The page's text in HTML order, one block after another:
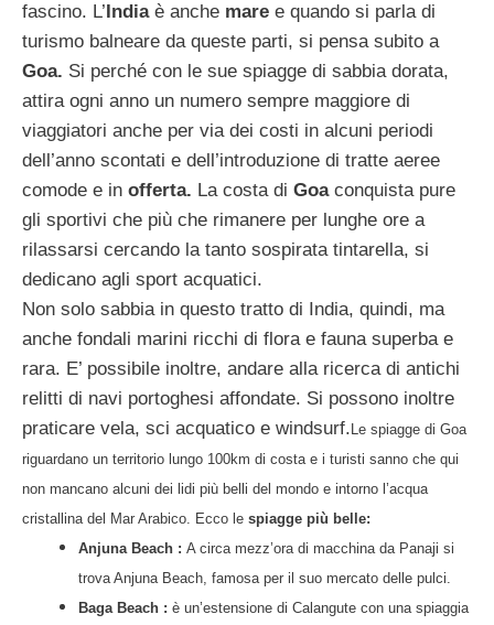
fascino. L’ Indiaè anche mare e quando si parla di
turismo balneare da queste parti, si pensa subito a
Goa. Si perché con le sue spiagge di sabbia dorata,
attira ogni anno un numero sempre maggiore di
viaggiatori anche per via dei costi in alcuni periodi
dell’anno scontati e dell’introduzione di tratte aeree
comode e in offerta. La costa di Goaconquista pure
gli sportivi che più che rimanere per lunghe ore a
rilassarsi cercando la tanto sospirata tintarella, si
dedicano agli sport acquatici.
Non solo sabbia in questo tratto di India, quindi, ma
anche fondali marini ricchi di flora e fauna superba e
rara. E’ possibile inoltre, andare alla ricerca di antichi
relitti di navi portoghesi affondate. Si possono inoltre
praticare vela, sci acquatico e windsurf. Le spiagge di Goa
riguardano un territorio lungo 100km di costa e i turisti sanno che qui
non mancano alcuni dei lidi più belli del mondo e intorno l’acqua
cristallina del Mar Arabico. Ecco le spiagge più belle:
Anjuna Beach : A circa mezz’ora di macchina da Panaji si
trova Anjuna Beach, famosa per il suo mercato delle pulci.
Baga Beach : è un’estensione di Calangute con una spiaggia